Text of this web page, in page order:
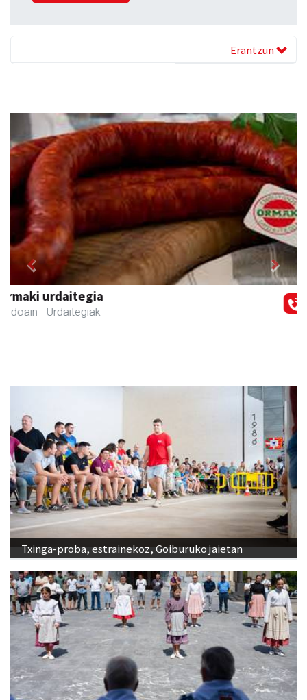
Erantzun
Karrika auto konponketa
Andoain - Auto konponketak
Previous Next
Txinga-proba, estrainekoz, Goiburuko jaietan